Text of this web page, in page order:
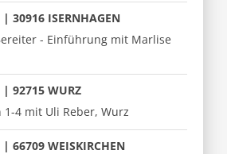
30916 ISERNHAGEN
- Einführung mit Marlise
| 92715 WURZ
1-4 mit Uli Reber, Wurz
66709 WEISKIRCHEN